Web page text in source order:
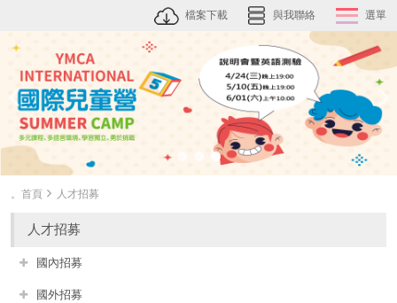
檔案下載 與我聯絡 選單
。首頁 人才招募
人才招募
國內招募
國外招募